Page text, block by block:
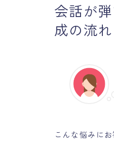
会話が
成の流
こんな悩みにお